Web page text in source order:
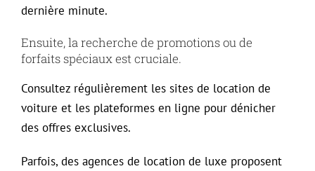
dernière minute.
Ensuite, la recherche de promotions ou de
forfaits spéciaux est cruciale.
Consultez régulièrement les sites de location de
voiture et les plateformes en ligne pour dénicher
des offres exclusives.
Parfois, des agences de location de luxe proposent